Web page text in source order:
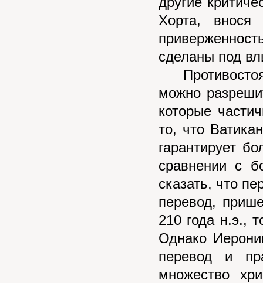
Хорта, внося
сделаны под
можно
которые
то, что
гарантирует
сравнении с
сказать, что
перевод,
210 года н.э.,
Однако
перевод и
множество